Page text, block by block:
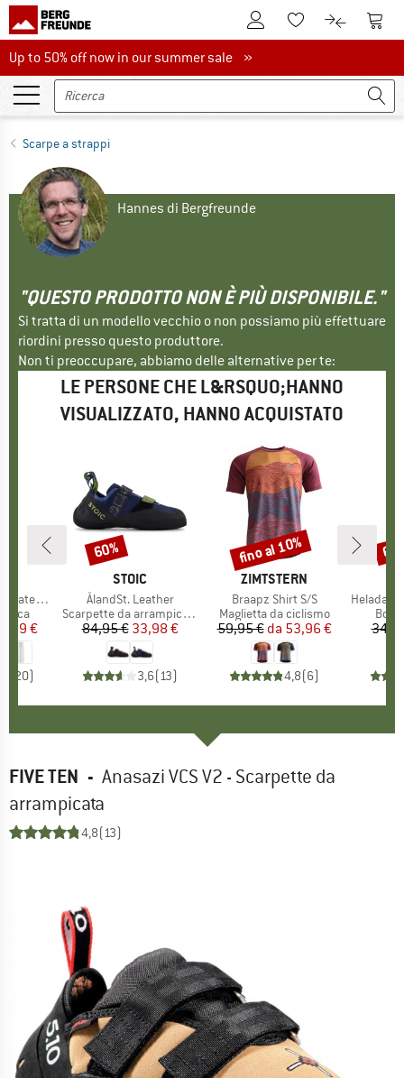
Al conto clienteAlla lista
Al Al
Up to 50% off now in our summer sale
Up to 50% off now in our summer sale »
Scarpe a strappi
Hannes di Bergfreunde
"QUESTO PRODOTTO NON È PIÙ DISPONIBILE."
Si tratta di un modello vecchio o non possiamo più effettuare
riordini presso questo produttore.
Non ti preoccupare, abbiamo delle alternative per te:
LE PERSONE CHE L&RSQUO;HANNO
VISUALIZZATO, HANNO ACQUISTATO
Bottle 500
ridotto
4,99 €
20)
MARCHIO
STOIC
Articolo
ÅlandSt. Leather
Gruppo di prodotti
Scarpette da arrampicata
Prezzo
84,95 € Prezzo ridotto
33,98 €
3,6(13)
Sconto
60%
MARCHIO
ZIMTSTERN
Articolo
Braapz Shirt S/S
Gruppo di prodotti
Maglietta da ciclismo
Prezzo
59,95 € Prezzo ridotto
da 53,96 €
4,8(6)
Sconto
fino al 10%
Articolo
HeladagenSt.
FIVE TEN - Anasazi VCS V2 - Scarpette da
arrampicata
4,8(13)